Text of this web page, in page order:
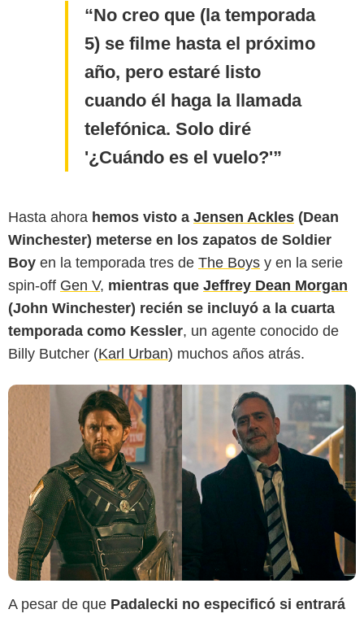
No creo que (la temporada
5) se filme hasta el próximo
año, pero estaré listo
cuando él haga la llamada
telefónica. Solo diré
'¿Cuándo es el vuelo?'
Hasta ahora hemos visto a Jensen Ackles (Dean
Winchester) meterse en los zapatos de Soldier
Boy en la temporada tres de The Boys y en la serie
spin-off Gen V, mientras que Jeffrey Dean Morgan
(John Winchester) recién se incluyó a la cuarta
temporada como Kessler, un agente conocido de
Billy Butcher (Karl Urban) muchos años atrás.
A pesar de que Padalecki no especificó si entrará